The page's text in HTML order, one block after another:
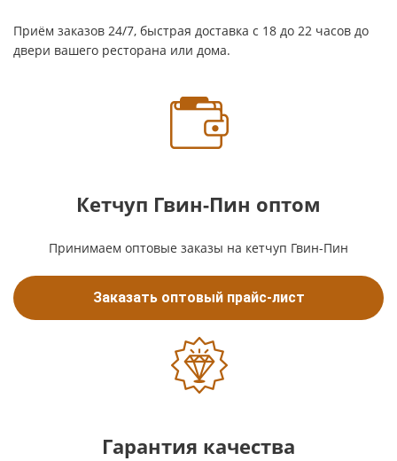
Приём заказов 24/7, быстрая доставка с 18 до 22 часов до
двери вашего ресторана или дома.
Кетчуп Гвин-Пин оптом
Принимаем оптовые заказы на кетчуп Гвин-Пин
Заказать оптовый прайс-лист
Гарантия качества